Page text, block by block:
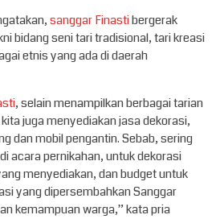
sanggar Finastibergerak
bidang seni tari tradisional, tari kreasi
etnis yang ada di daerah
, selain menampilkan berbagai tarian
juga menyediakan jasa dekorasi,
dan mobil pengantin. Sebab, sering
acara pernikahan, untuk dekorasi
menyediakan, dan budget untuk
yang dipersembahkan Sanggar
kemampuan warga,” kata pria